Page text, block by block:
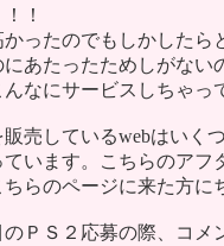
！
ったのでもしかしたら
あたったためしがない
なにサービスしちゃっ
売しているwebはいく
います。こちらのアフ
らのページに来た方に
ＰＳ２応募の際、コメ